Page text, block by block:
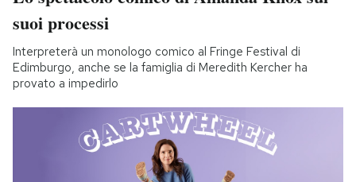
suoi processi
Interpreterà un monologo comico al Fringe Festival di
Edimburgo, anche se la famiglia di Meredith Kercher ha
provato a impedirlo